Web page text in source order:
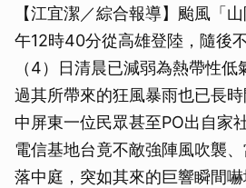
【江宜潔／綜合報導】颱風「
午12時40分從高雄登陸，隨後
（4）日清晨已減弱為熱帶性
過其所帶來的狂風暴雨也已長
中屏東一位民眾甚至PO出自家
電信基地台竟不敵強陣風吹襲
落中庭，突如其來的巨響瞬間